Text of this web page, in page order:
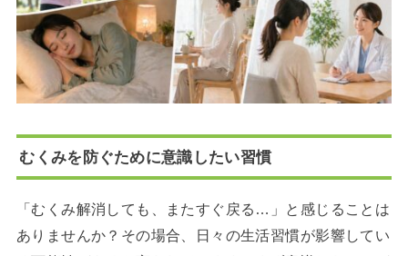
むくみを防ぐために意識したい習慣
「むくみ解消しても、またすぐ戻る…」と感じることは
ありませんか？その場合、日々の生活習慣が影響してい